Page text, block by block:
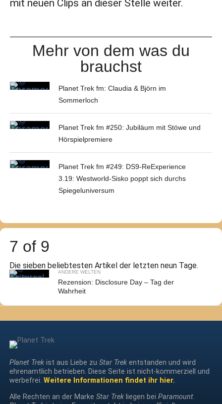
mit neuen Clips an dieser Stelle weiter.
Mehr von dem was du
brauchst
Planet Trek fm: Claudia & Björn im
Sommerloch
Planet Trek fm #250: Jubiläum mit Stöwe und
Hörspielpremiere
Planet Trek fm #249: DS9-ReExperience
3.19: Westworld-Sisko poppt sich durchs
Spiegeluniversum
7 of 9
Die sieben beliebtesten Artikel der letzten neun Tage.
ANDERE WELTEN
Rezension: Disclosure Day – Tag der
Wahrheit
Planet Trekist aus Liebe zu Star Trekentstanden und wird
ehrenamtlich betrieben. Diese Seite ist nicht-kommerziell und
werbefrei. Weitere Informationen findet ihr hier.
Alle Rechten an der Marke Star Trekliegen bei Paramount.